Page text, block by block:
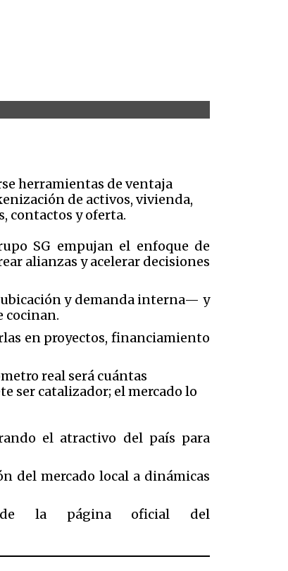
herramientas de ventaja
de activos, vivienda,
contactos y oferta.
SG empujan el enfoque de
alianzas y acelerar decisiones
y demanda interna— y
cocinan.
en proyectos, financiamiento
real será cuántas
ser catalizador; el mercado lo
el atractivo del país para
del mercado local a dinámicas
la página oficial del